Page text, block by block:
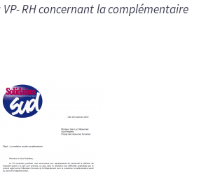
VP- RH concernant la complémentaire